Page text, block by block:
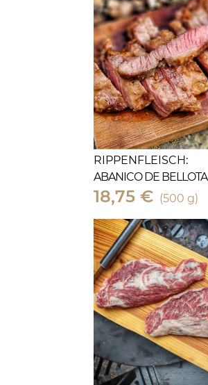
RIPPENFLEISCH:
ABANICO DE BELLOTA
18,75 € (500 g)